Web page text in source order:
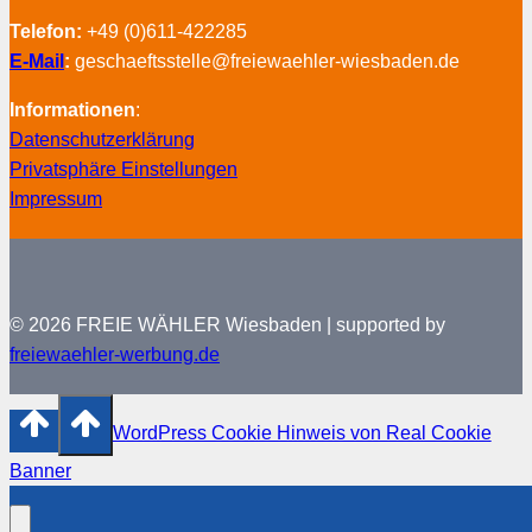
Telefon: +49 (0)611-422285
E-Mail : geschaeftsstelle@freiewaehler-wiesbaden.de
Informationen:
Datenschutzerklärung
Privatsphäre Einstellungen
Impressum
© 2026 FREIE WÄHLER Wiesbaden | supported by
freiewaehler-werbung.de
WordPress Cookie Hinweis von Real Cookie
Banner